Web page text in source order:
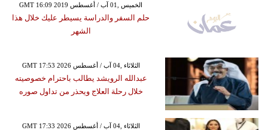
GMT 16:09 2019 الخميس ,01 آب / أغسطس
حلم السفر والدراسة يسيطر عليك خلال هذا
الشهر
GMT 17:53 2026 الثلاثاء ,04 آب / أغسطس
عبدالله الرويشد يطالب باحترام خصوصيته
خلال رحلة العلاج ويحذر من تداول صوره
GMT 17:33 2026 الثلاثاء ,04 آب / أغسطس